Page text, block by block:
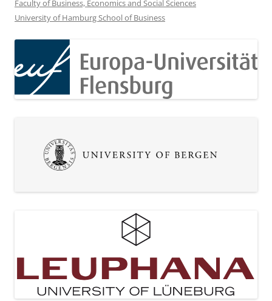
Faculty of Business, Economics and Social Sciences
University of Hamburg School of Business